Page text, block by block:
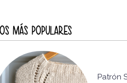
MÁS POPULARES
Patrón